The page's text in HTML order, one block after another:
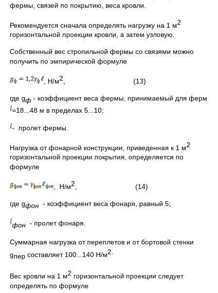
фермы, связей по покрытию, веса кровли.
Рекомендуется сначала определять нагрузку на 1 м2
горизонтальной проекции кровли, а затем узловую.
Собственный вес стропильной фермы со связями можно
получить по эмпирической формуле
, Н/м2 , (13)
где gф - коэффициент веса фермы, принимаемый для ферм
=18...48 м в пределах 5...10;
- пролет фермы.
Нагрузка от фонарной конструкции, приведенная к 1 м2
горизонтальной проекции покрытия, определяется по
формуле
, Н/м2 , (14)
где gфон - коэффициент веса фонаря, равный 5;
фон - пролет фонаря.
Суммарная нагрузка от переплетов и от бортовой стенки
gпер составляет 100...140 Н/м2.
Вес кровли на 1 м2 горизонтальной проекции следует
определять по формуле